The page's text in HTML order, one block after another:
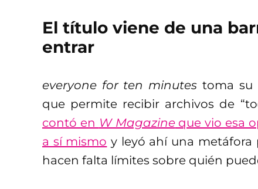
El título viene de una
entrar
everyone for ten minutes toma su
que permite recibir archivos de
contó en W Magazineque vio esa
a sí mismo y leyó ahí una
hacen falta límites sobre quién